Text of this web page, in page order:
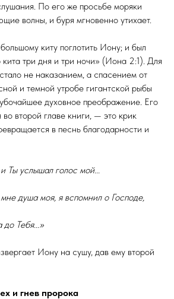
По его же просьбе моряки
волны, и буря мгновенно утихает.
киту поглотить Иону; и был
три дня и три ночи» (Иона 2:1). Для
не наказанием, а спасением от
и темной утробе гигантской рыбы
духовное преображение. Его
второй главе книги, — это крик
в песнь благодарности и
Ты услышал голос мой...
душа моя, я вспомнил о Господе,
до Тебя...»
Иону на сушу, дав ему второй
и гнев пророка